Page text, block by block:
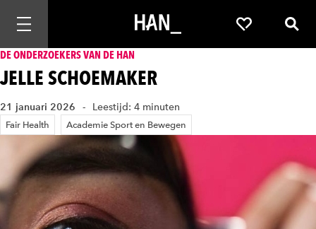
Mobiele navigatie openen Favorieten
DE ONDERZOEKERS VAN DE HAN
JELLE SCHOEMAKER
21 januari 2026 Leestijd: 4 minuten
Fair Health Academie Sport en Bewegen